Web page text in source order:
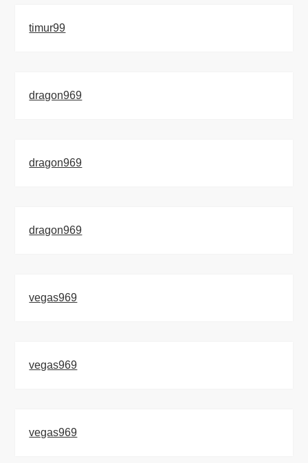
timur99
dragon969
dragon969
dragon969
vegas969
vegas969
vegas969